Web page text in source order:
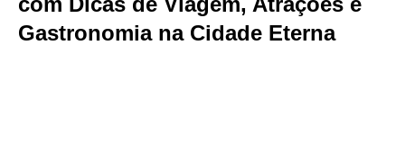
Gastronomia na Cidade Eterna